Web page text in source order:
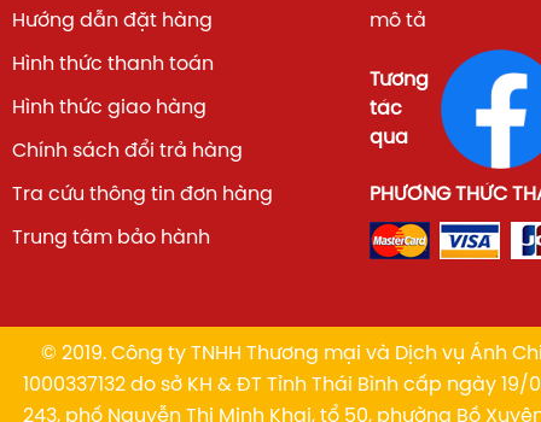
Hướng dẫn đặt hàng
Hình thức thanh toán
Hình thức giao hàng
Chính sách đổi trả hàng
Tra cứu thông tin đơn hàng
Trung tâm bảo hành
mô tả
Tương
tác
qua
PHƯƠNG THỨC
© 2019. Công ty TNHH Thương mại và Dịch vụ Ánh
1000337132 do sở KH & ĐT Tỉnh Thái Bình cấp ngày 19/
243, phố Nguyễn Thị Minh Khai, tổ 50, phường Bồ